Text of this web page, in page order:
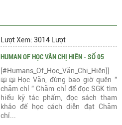
Lượt Xem: 3014 Lượt
HUMAN OF HỌC VĂN CHỊ HIÊN - SỐ 05
[#Humans_Of_Học_Văn_Chị_Hiên]]
📖📖Học Văn, đừng bao giờ quên "
chăm chỉ " Chăm chỉ để đọc SGK tìm
hiểu kỹ tác phẩm, đọc sách tham
khảo để học cách diễn đạt Chăm
chỉ...